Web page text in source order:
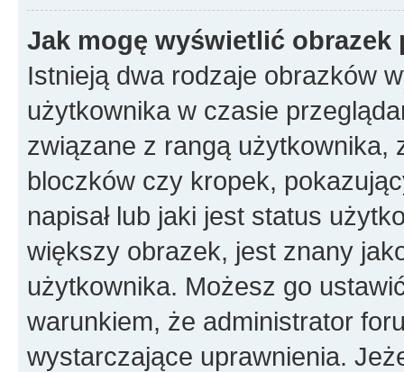
Jak mogę wyświetlić
Istnieją dwa rodzaje obrazków
użytkownika w czasie
związane z rangą użytkownika,
bloczków czy kropek,
napisał lub jaki jest status
większy obrazek, jest znany
użytkownika. Możesz go
warunkiem, że administrator
wystarczające uprawnienia.